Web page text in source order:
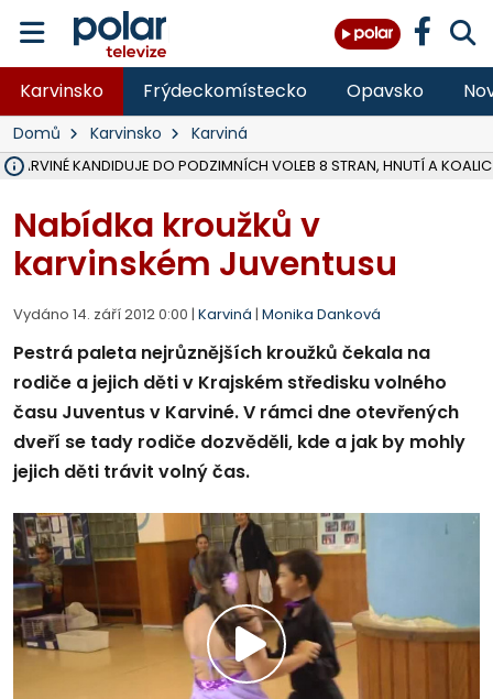
Karvinsko Frýdeckomístecko Opavsko
Domů Karvinsko Karviná
V KARVINÉ KANDIDUJE DO PODZIMNÍCH VOLEB 8 STRAN, HNUTÍ A KOALIC
Nabídka kroužků v
karvinském Juventusu
Vydáno 14. září 2012 0:00 | Karviná | Monika Danková
Pestrá paleta nejrůznějších kroužků čekala na
rodiče a jejich děti v Krajském středisku volného
času Juventus v Karviné. V rámci dne otevřených
dveří se tady rodiče dozvěděli, kde a jak by mohly
jejich děti trávit volný čas.
Přehrát